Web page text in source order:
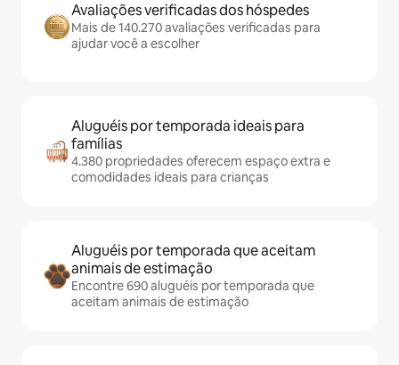
Avaliações verificadas dos hóspedes
Mais de 140.270 avaliações verificadas para
ajudar você a escolher
Aluguéis por temporada ideais para
famílias
4.380 propriedades oferecem espaço extra e
comodidades ideais para crianças
Aluguéis por temporada que aceitam
animais de estimação
Encontre 690 aluguéis por temporada que
aceitam animais de estimação